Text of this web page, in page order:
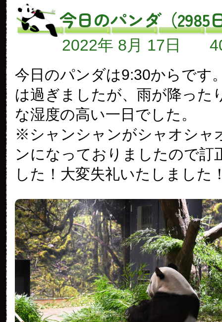
今日のパンダ（2985
2022年 8月 17日
今日のパンダは9:30からです
は過ぎましたが、雨が降った
な湿度の高い一日でした。
※シャンシャンがシャオシャ
ンになっておりましたので訂
した！大変失礼いたしました